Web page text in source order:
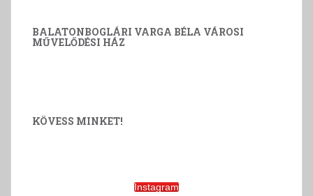
BALATONBOGLÁRI VARGA BÉLA VÁROSI
MŰVELŐDÉSI HÁZ
KÖVESS MINKET!
Instagram